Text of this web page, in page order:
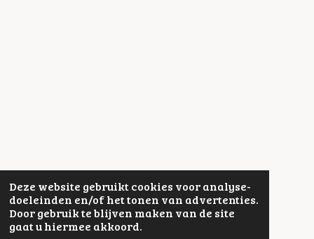
Deze website gebruikt cookies voor analyse-
doeleinden en/of het tonen van advertenties.
Door gebruik te blijven maken van de site
gaat u hiermee akkoord.